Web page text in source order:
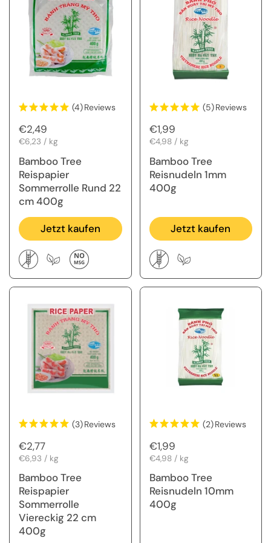
(4)Reviews
Regulärer Preis
€2,49
Stückpreis
€6,23 / kg
Bamboo Tree
Reispapier
Sommerrolle Rund 22
cm 400g
Jetzt kaufen
(5)Reviews
Regulärer Preis
€1,99
Stückpreis
€4,98 / kg
Bamboo Tree
Reisnudeln 1mm
400g
Jetzt kaufen
(3)Reviews
Regulärer Preis
€2,77
Stückpreis
€6,93 / kg
Bamboo Tree
Reispapier
Sommerrolle
Viereckig 22 cm
400g
(2)Reviews
Regulärer Preis
€1,99
Stückpreis
€4,98 / kg
Bamboo Tree
Reisnudeln 10mm
400g